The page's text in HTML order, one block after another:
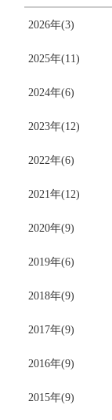
2026年(3)
2025年(11)
2024年(6)
2023年(12)
2022年(6)
2021年(12)
2020年(9)
2019年(6)
2018年(9)
2017年(9)
2016年(9)
2015年(9)